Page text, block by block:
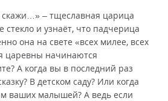
скажи…» – тщеславная царица
стекло и узнаёт, что падчерица
она на свете «всех милее, всех
царевны начинаются
А когда вы в последний раз
В детском саду? Или когда
ваших малышей? А ведь если